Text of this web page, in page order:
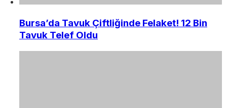
Bursa’da Tavuk Çiftliğinde Felaket! 12 Bin
Tavuk Telef Oldu